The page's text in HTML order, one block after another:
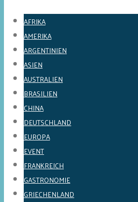
AFRIKA
AMERIKA
ARGENTINIEN
ASIEN
AUSTRALIEN
BRASILIEN
CHINA
DEUTSCHLAND
EUROPA
EVENT
FRANKREICH
GASTRONOMIE
GRIECHENLAND